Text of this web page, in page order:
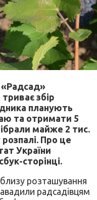
«Радсад»
збір
планують
та отримати 5
майже 2 тис.
Про це
України
сторінці.
розташування
радсадівцям